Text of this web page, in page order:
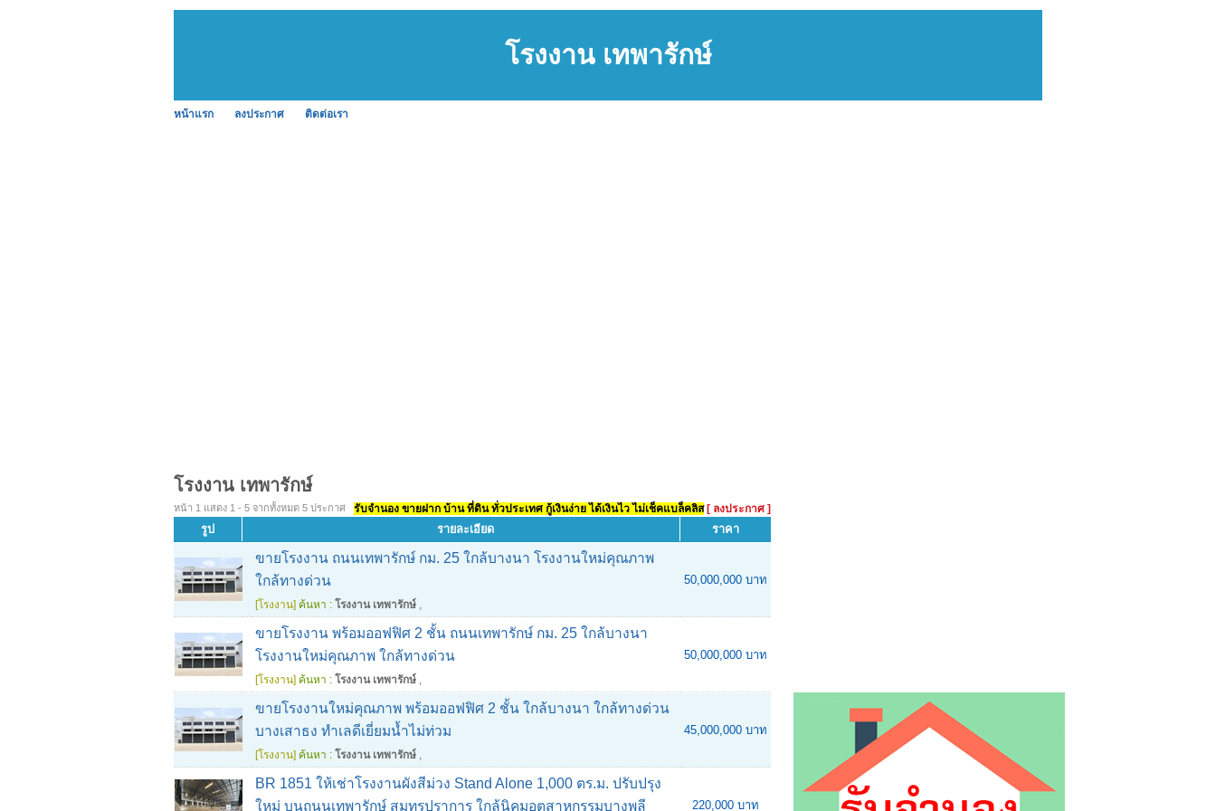
โรงงาน เทพารักษ์
หน้าแรก ลงประกาศ ติดต่อเรา
โรงงาน เทพารักษ์
หน้า 1 แสดง 1 - 5 จากทั้งหมด 5 ประกาศ รับจำนอง ขายฝาก บ้าน ที่ดิน ทั่วประเทศ กู้เงินง่าย ได้เงินไว ไม่เช็คแบล็คลิส [ ลงประกาศ ]
รูป รายละเอียด ราคา
ขายโรงงาน ถนนเทพารักษ์ กม. 25 ใกล้บางนา โรงงานใหม่คุณภาพ
ใกล้ทางด่วน
[โรงงาน] ค้นหา : โรงงาน เทพารักษ์ ,
50,000,000 บาท
ขายโรงงาน พร้อมออฟฟิศ 2 ชั้น ถนนเทพารักษ์ กม. 25 ใกล้บางนา
โรงงานใหม่คุณภาพ ใกล้ทางด่วน
[โรงงาน] ค้นหา : โรงงาน เทพารักษ์ ,
50,000,000 บาท
ขายโรงงานใหม่คุณภาพ พร้อมออฟฟิศ 2 ชั้น ใกล้บางนา ใกล้ทางด่วน
บางเสาธง ทำเลดีเยี่ยมน้ำไม่ท่วม
[โรงงาน] ค้นหา : โรงงาน เทพารักษ์ ,
45,000,000 บาท
BR 1851 ให้เช่าโรงงานผังสีม่วง Stand Alone 1,000 ตร.ม. ปรับปรุง
ใหม่ บนถนนเทพารักษ์ สมุทรปราการ ใกล้นิคมอุตสาหกรรมบางพลี
220,000 บาท